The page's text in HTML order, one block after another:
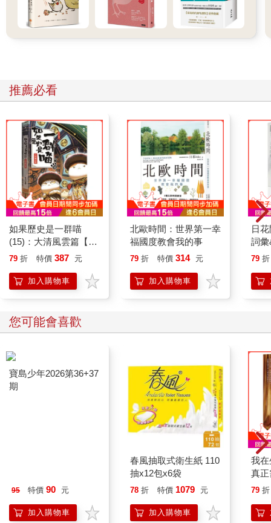
他發現雨城人很喜歡邊撐雨傘邊騎腳踏車，剛到雨城每次看到這
種景象他就會在心裡暗自問候對方老祖宗，可是久而久之，他發
現這些「雨傘腳踏車」其實還挺穩的，不像他擔心的一樣會失
曾經冒雨到操場練習直到學會。
還真是小覷了雨城人呢，伍仁實心想。
更多時候，伍仁實會幻想如何收集天上的雨水。不單是為了省
錢，畢竟水費並不貴，而是源自他兒時的經歷。伍仁實小時候有
一段時間住在位於「水塔之都」的外婆家。所謂「水塔之都」並
不是因為它的水塔工藝特別精湛，而是因為水塔的數量特別多：
人家說，當車子行駛在高速公路上，只要看到家家戶戶屋頂上都
裝設水塔，就知道「水塔之都」到了。
水塔的用處是用來儲水，如果每一戶至少都需要裝設一個水塔，
都市很少下雨啊？原來因為水庫上游的水土保持沒做好，過度開
發，造成水庫淤積嚴重，然而政府不但漠視這個問題，還大肆鼓
勵其他地方的居民入住，使得土地超載，用水量亦超過負荷，因
外婆家在半山腰，雖然有兩個水塔，每個水塔也都加裝抽水馬
（有時不夠還得去買），洗澡只能跟別人一樣去郊區工廠排隊洗
冷水，或者去別人家借用不知哪裡來的地下水。（地下水超抽又
是另一個問題了。）
比起暫時的不便，那些住在沙漠或內陸中央的人，不就更難挨
雖然曾經有公益組織研發各式各樣可以過濾飲用水的用品：除了
最基本的水壺，還有吸管、有記載衛教知識的書，以及看板，然
而這些都是在已經有水的前提下，如果是根本沒水的地方怎麼
辦？
如果天上下的這些雨，不是落到地面等著蒸散殆盡，而是能夠直
推薦必看
如果歷史是一群喵
(15)：大清風雲篇【萌
貓漫畫學歷史】
79 折 特價 387 元
加入購物車
北歐時間：世界第一幸
福國度教會我的事
79 折 特價 314 元
加入購物車
日
詞
79 折
您可能會喜歡
95 特價 90 元
加入購物車
春風抽取式衛生紙 110
抽x12包x6袋
78 折 特價 1079 元
加入購物車
我
真
實
79 折